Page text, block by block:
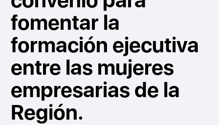
fomentar la
formación ejecutiva
entre las mujeres
empresarias de la
Región.